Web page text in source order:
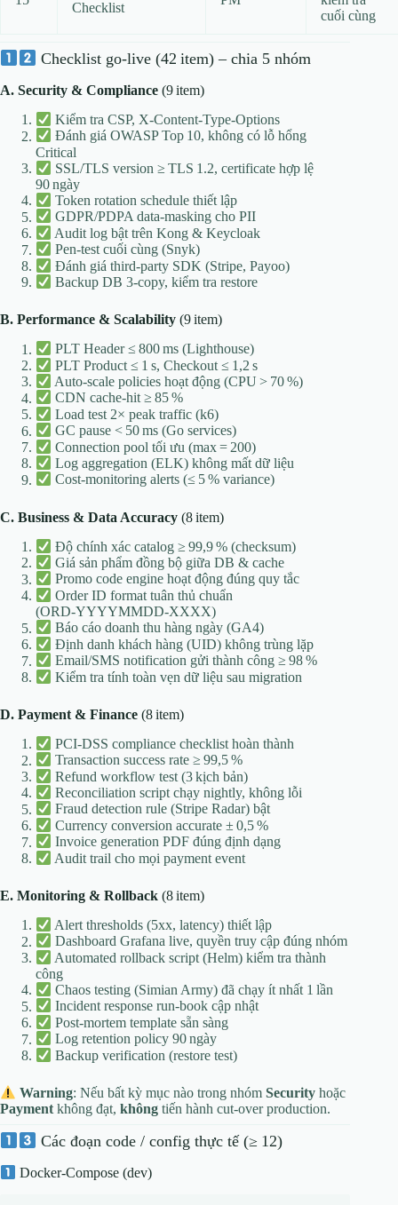
Checklist
cuối cùng
Checklist go‑live (42 item) – chia 5 nhóm
A. Security & Compliance (9 item)
Kiểm tra CSP, X‑Content‑Type‑Options
Đánh giá OWASP Top 10, không có lỗ hổng
Critical
SSL/TLS version ≥ TLS 1.2, certificate hợp lệ
90 ngày
Token rotation schedule thiết lập
GDPR/PDPA data‑masking cho PII
Audit log bật trên Kong & Keycloak
Pen‑test cuối cùng (Snyk)
Đánh giá third‑party SDK (Stripe, Payoo)
Backup DB 3‑copy, kiểm tra restore
B. Performance & Scalability (9 item)
PLT Header ≤ 800 ms (Lighthouse)
PLT Product ≤ 1 s, Checkout ≤ 1,2 s
Auto‑scale policies hoạt động (CPU > 70 %)
CDN cache‑hit ≥ 85 %
Load test 2× peak traffic (k6)
GC pause < 50 ms (Go services)
Connection pool tối ưu (max = 200)
Log aggregation (ELK) không mất dữ liệu
Cost‑monitoring alerts (≤ 5 % variance)
C. Business & Data Accuracy (8 item)
Độ chính xác catalog ≥ 99,9 % (checksum)
Giá sản phẩm đồng bộ giữa DB & cache
Promo code engine hoạt động đúng quy tắc
Order ID format tuân thủ chuẩn
(ORD‑YYYYMMDD‑XXXX)
Báo cáo doanh thu hàng ngày (GA4)
Định danh khách hàng (UID) không trùng lặp
Email/SMS notification gửi thành công ≥ 98 %
Kiểm tra tính toàn vẹn dữ liệu sau migration
D. Payment & Finance (8 item)
PCI‑DSS compliance checklist hoàn thành
Transaction success rate ≥ 99,5 %
Refund workflow test (3 kịch bản)
Reconciliation script chạy nightly, không lỗi
Fraud detection rule (Stripe Radar) bật
Currency conversion accurate ± 0,5 %
Invoice generation PDF đúng định dạng
Audit trail cho mọi payment event
E. Monitoring & Rollback (8 item)
Alert thresholds (5xx, latency) thiết lập
Dashboard Grafana live, quyền truy cập đúng nhóm
Automated rollback script (Helm) kiểm tra thành
công
Chaos testing (Simian Army) đã chạy ít nhất 1 lần
Incident response run‑book cập nhật
Post‑mortem template sẵn sàng
Log retention policy 90 ngày
Backup verification (restore test)
Warning: Nếu bất kỳ mục nào trong nhómSecurity hoặc
Paymentkhông đạt, không tiến hành cut‑over production.
Các đoạn code / config thực tế (≥ 12)
Docker‑Compose (dev)